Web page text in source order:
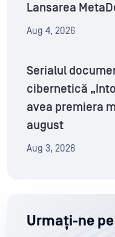
Lansarea
Aug 4, 2026
Serialul
cibernetică „Into
avea premiera
august
Aug 3, 2026
Urmați-ne